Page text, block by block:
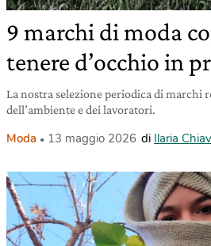
9 marchi di moda
tenere d’occhio in
La nostra selezione periodica di marchi
dell’ambiente e dei lavoratori.
Moda 13 maggio 2026 di Ilaria